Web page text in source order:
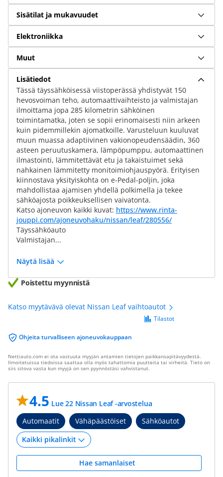
Sisätilat ja mukavuudet
Elektroniikka
Muut
Lisätiedot
Tässä täyssähköisessä viistoperässä yhdistyvät 150
hevosvoiman teho, automaattivaihteisto ja valmistajan
ilmoittama jopa 285 kilometrin sähköinen
toimintamatka, joten se sopii erinomaisesti niin arkeen
kuin pidemmillekin ajomatkoille. Varusteluun kuuluvat
muun muassa adaptiivinen vakionopeudensäädin, 360
asteen peruutuskamera, lämpöpumppu, automaattinen
ilmastointi, lämmitettävät etu ja takaistuimet sekä
nahkainen lämmitetty monitoimiohjauspyörä. Erityisen
kiinnostava yksityiskohta on e-Pedal-poljin, joka
mahdollistaa ajamisen yhdellä polkimella ja tekee
sähköajosta poikkeuksellisen vaivatonta.
Katso ajoneuvon kaikki kuvat: https://www.rinta-
jouppi.com/ajoneuvohaku/nissan/leaf/280556/
Täyssähköauto
Valmistajan...
Näytä lisää
Poistettu myynnistä
Katso myytävävä olevat Nissan Leaf vaihtoautot
Ohjeita turvalliseen ajoneuvokauppaan
Tilastot
Nettiauto.com ei ota vastuuta myyjän antamien tietojen paikkansapitävyydestä.
Ilmoitetuissa tiedoissa saattaa olla myös tahattomia puutteita tai virheitä. Tieto on
siis sitova vasta kun myyjä on sen pyynnöstäsi vahvistanut.
4.5 Lue 22 Nissan Leaf -arvostelua
Automaatit
Vähäpäästöiset Sähköautot
Hae samanlaiset